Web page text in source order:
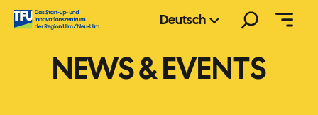
Zum
Inhalt
Deutsch
NEWS & EVENTS